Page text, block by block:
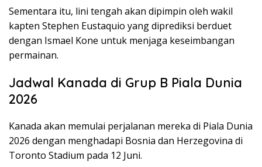
Sementara itu, lini tengah akan dipimpin oleh wakil
kapten Stephen Eustaquio yang diprediksi berduet
dengan Ismael Kone untuk menjaga keseimbangan
permainan.
Jadwal Kanada di Grup B Piala Dunia
2026
Kanada akan memulai perjalanan mereka di Piala Dunia
2026 dengan menghadapi Bosnia dan Herzegovina di
Toronto Stadium pada 12 Juni.